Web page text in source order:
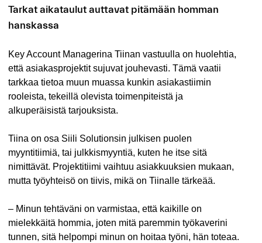
Tarkat aikataulut auttavat pitämään homman
hanskassa
Key Account Managerina Tiinan vastuulla on huolehtia,
että asiakasprojektit sujuvat jouhevasti. Tämä vaatii
tarkkaa tietoa muun muassa kunkin asiakastiimin
rooleista, tekeillä olevista toimenpiteistä ja
alkuperäisistä tarjouksista.
Tiina on osa Siili Solutionsin julkisen puolen
myyntitiimiä, tai julkkismyyntiä, kuten he itse sitä
nimittävät. Projektitiimi vaihtuu asiakkuuksien mukaan,
mutta työyhteisö on tiivis, mikä on Tiinalle tärkeää.
– Minun tehtäväni on varmistaa, että kaikille on
mielekkäitä hommia, joten mitä paremmin työkaverini
tunnen, sitä helpompi minun on hoitaa työni, hän toteaa.